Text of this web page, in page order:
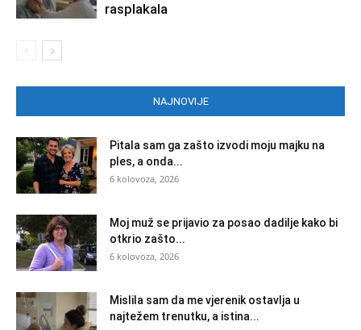
rasplakala
NAJNOVIJE
Pitala sam ga zašto izvodi moju majku na
ples, a onda...
6 kolovoza, 2026
Moj muž se prijavio za posao dadilje kako bi
otkrio zašto...
6 kolovoza, 2026
Mislila sam da me vjerenik ostavlja u
najtežem trenutku, a istina...